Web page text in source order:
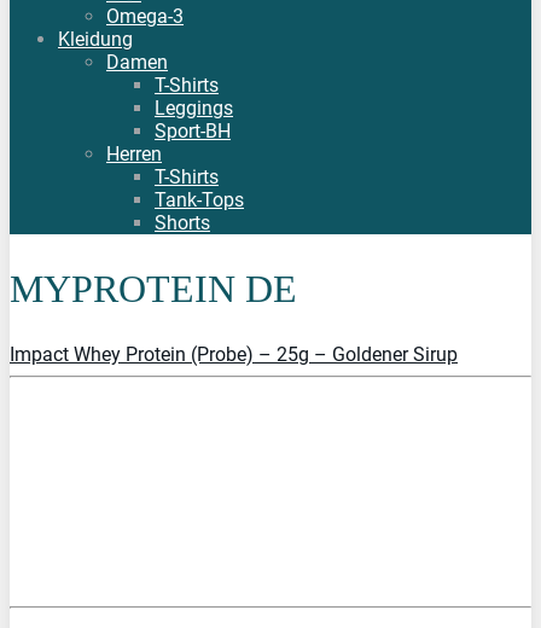
Omega-3
Kleidung
Damen
T-Shirts
Leggings
Sport-BH
Herren
T-Shirts
Tank-Tops
Shorts
MYPROTEIN DE
Impact Whey Protein (Probe) – 25g – Goldener Sirup